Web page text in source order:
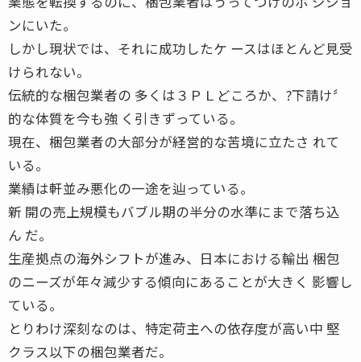
ンにいた。
しかし現状では、それに成功したケ ースはほとんど見受
けられない。
伝統的な梱包業者の 多くは３ＰＬどころか、?下請け〞
的な体質を今も強 く引きずっている。
現在、梱包業者の大部分が経営的な苦境に立たさ れて
いる。
業績は軒並み悪化の一途を辿っている。
新 開の売上規模もバブル期の半分の水準にまで落ち込
ん だ。
生産拠点の海外シフトが進み、日本における輸出 梱包
のニーズが年々減少する傾向にあることが大きく 影響し
ている。
とりわけ深刻なのは、特定荷主への依存度が高い中 堅
クラス以下の梱包業者だ。